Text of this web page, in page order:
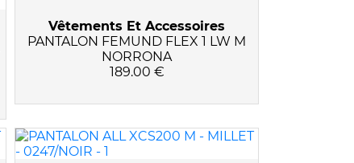
Vêtements Et Accessoires
PANTALON FEMUND FLEX 1 LW M
NORRONA
189.00 €